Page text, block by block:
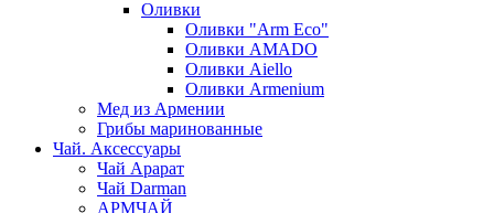
Оливки
Оливки "Arm Eco"
Оливки AMADO
Оливки Aiello
Оливки Armenium
Мед из Армении
Грибы маринованные
Чай. Аксессуары
Чай Арарат
Чай Darman
АРМЧАЙ